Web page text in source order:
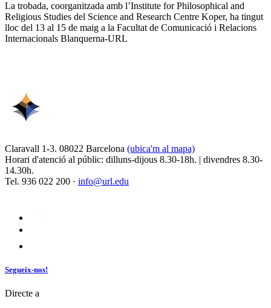
La trobada, coorganitzada amb l’Institute for Philosophical and
Religious Studies del Science and Research Centre Koper, ha tingut
lloc del 13 al 15 de maig a la Facultat de Comunicació i Relacions
Internacionals Blanquerna-URL
Claravall 1-3. 08022 Barcelona (ubica'm al mapa)
Horari d'atenció al públic: dilluns-dijous 8.30-18h. | divendres 8.30-
14.30h.
Tel. 936 022 200 · info@url.edu
Segueix-nos!
Directe a